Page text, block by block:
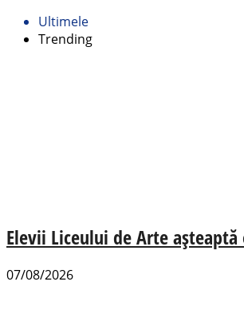
Ultimele
Trending
Elevii Liceului de Arte
07/08/2026